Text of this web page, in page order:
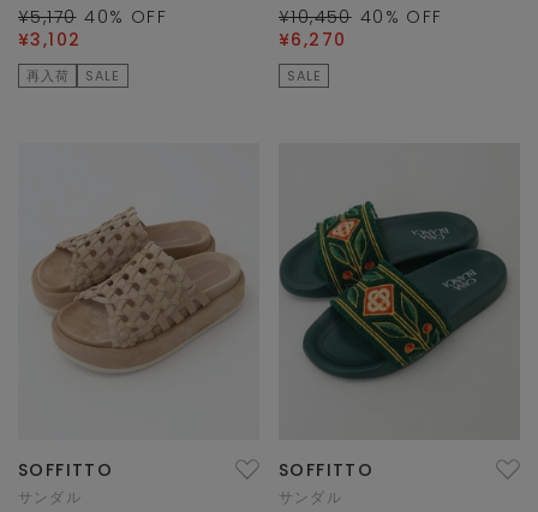
¥5,170 40% OFF
¥3,102
再入荷 SALE
¥10,450 40 % OFF
¥6,270
SALE
SOFFITTO
サンダル
SOFFITTO
サンダル